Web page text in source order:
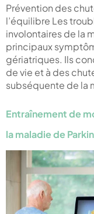
Prévention des
l’équilibre Les
involontaires de la
principaux
gériatriques. Ils
de vie et à des
subséquente de la
Entraînement de
la maladie de